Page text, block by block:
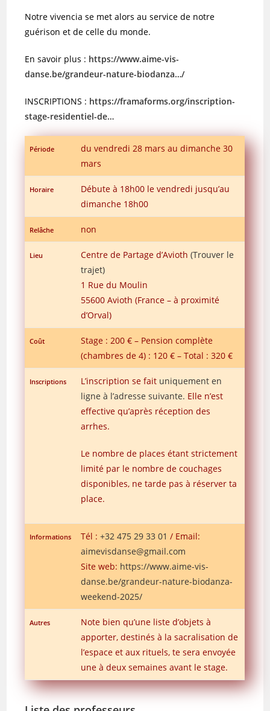
Notre vivencia se met alors au service de notre
guérison et de celle du monde.
En savoir plus : https://www.aime-vis-
danse.be/grandeur-nature-biodanza…/
INSCRIPTIONS : https://framaforms.org/inscription-
stage-residentiel-de…
Période
du vendredi 28 mars au dimanche 30
mars
Horaire
Débute à 18h00 le vendredi jusqu’au
dimanche 18h00
Relâche non
Lieu Centre de Partage d’Avioth(Trouver le
trajet)
1 Rue du Moulin
55600 Avioth (France – à proximité
d’Orval)
Coût
Stage : 200 € – Pension complète
(chambres de 4) : 120 € – Total : 320 €
Inscriptions L’inscription se fait uniquement en
ligne à l’adresse suivante. Elle n’est
effective qu’après réception des
arrhes.
Le nombre de places étant strictement
limité par le nombre de couchages
disponibles, ne tarde pas à réserver ta
place.
Informations Tél :+32 475 29 33 01 / Email:
aimevisdanse@gmail.com
Site web: https://www.aime-vis-
danse.be/grandeur-nature-biodanza-
weekend-2025/
Autres
Note bien qu’une liste d’objets à
apporter, destinés à la sacralisation de
l’espace et aux rituels, te sera envoyée
une à deux semaines avant le stage.